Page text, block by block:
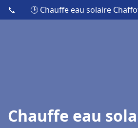
📞 🕒 Chauffe eau solaire
Chauffe eau